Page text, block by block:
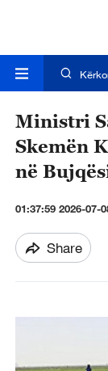
Ministri
Skemën
në
01:37:59 2026-07-
Share